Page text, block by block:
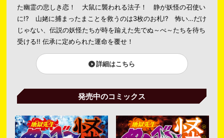
た幽霊の悲しき恋！ 大鼠に襲われる法子！ 静が妖怪の召使い
に!? 山姥に捕まったまことを救うのは3枚のお札!? 怖い…だけ
じゃない、伝説の妖怪たちが時を踰えた先でぬ～べ～たちを待ち
受ける!! 伝承に定められた運命を覆せ！
詳細はこちら
発売中のコミックス